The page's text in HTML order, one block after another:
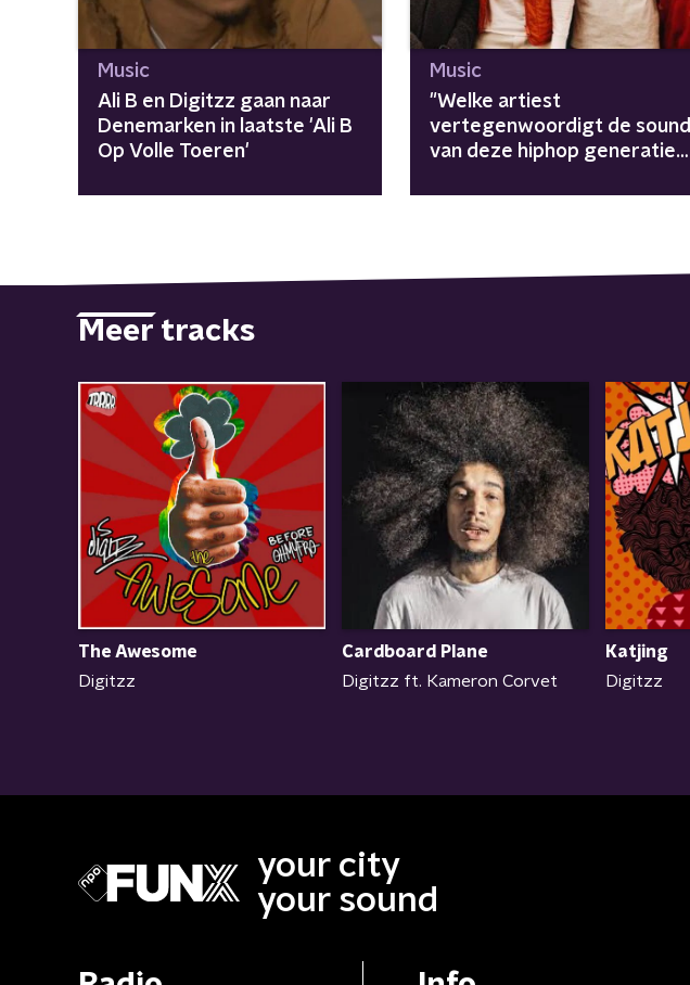
Music
Ali B en Digitzz gaan naar
Denemarken in laatste 'Ali B
Op Volle Toeren'
Music
"Welke artiest
vertegenwoordigt de sound
van deze hiphop generatie?"
Digitzz
Meer tracks
The Awesome
Digitzz
Cardboard Plane
Digitzz ft. Kameron Corvet
Katjing
Digitzz
your city
your sound